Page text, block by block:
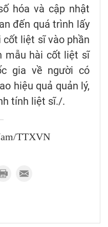
hóa và cập nhật
đến quá trình lấy
cốt liệt sĩ vào phần
mẫu hài cốt liệt sĩ
gia về người có
hiệu quả quản lý,
tính liệt sĩ./.
TTXVN